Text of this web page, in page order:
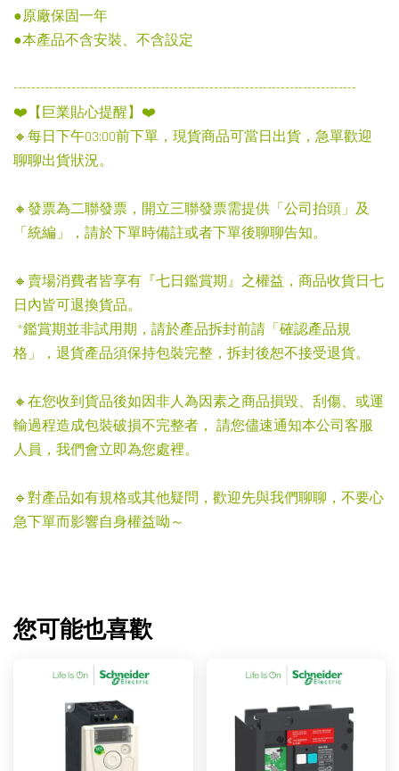
●原廠保固一年
●本產品不含安裝、不含設定
-----------------------------------------------------------------------------
❤️【巨業貼心提醒】❤️
🔸每日下午03:00前下單，現貨商品可當日出貨，急單歡迎
聊聊出貨狀況。
🔸發票為二聯發票，開立三聯發票需提供「公司抬頭」及
「統編」，請於下單時備註或者下單後聊聊告知。
🔸賣場消費者皆享有『七日鑑賞期』之權益，商品收貨日七
日內皆可退換貨品。
*鑑賞期並非試用期，請於產品拆封前請「確認產品規
格」，退貨產品須保持包裝完整，拆封後恕不接受退貨。
🔸在您收到貨品後如因非人為因素之商品損毀、刮傷、或運
輸過程造成包裝破損不完整者， 請您儘速通知本公司客服
人員，我們會立即為您處裡。
🔹對產品如有規格或其他疑問，歡迎先與我們聊聊，不要心
急下單而影響自身權益呦～
您可能也喜歡